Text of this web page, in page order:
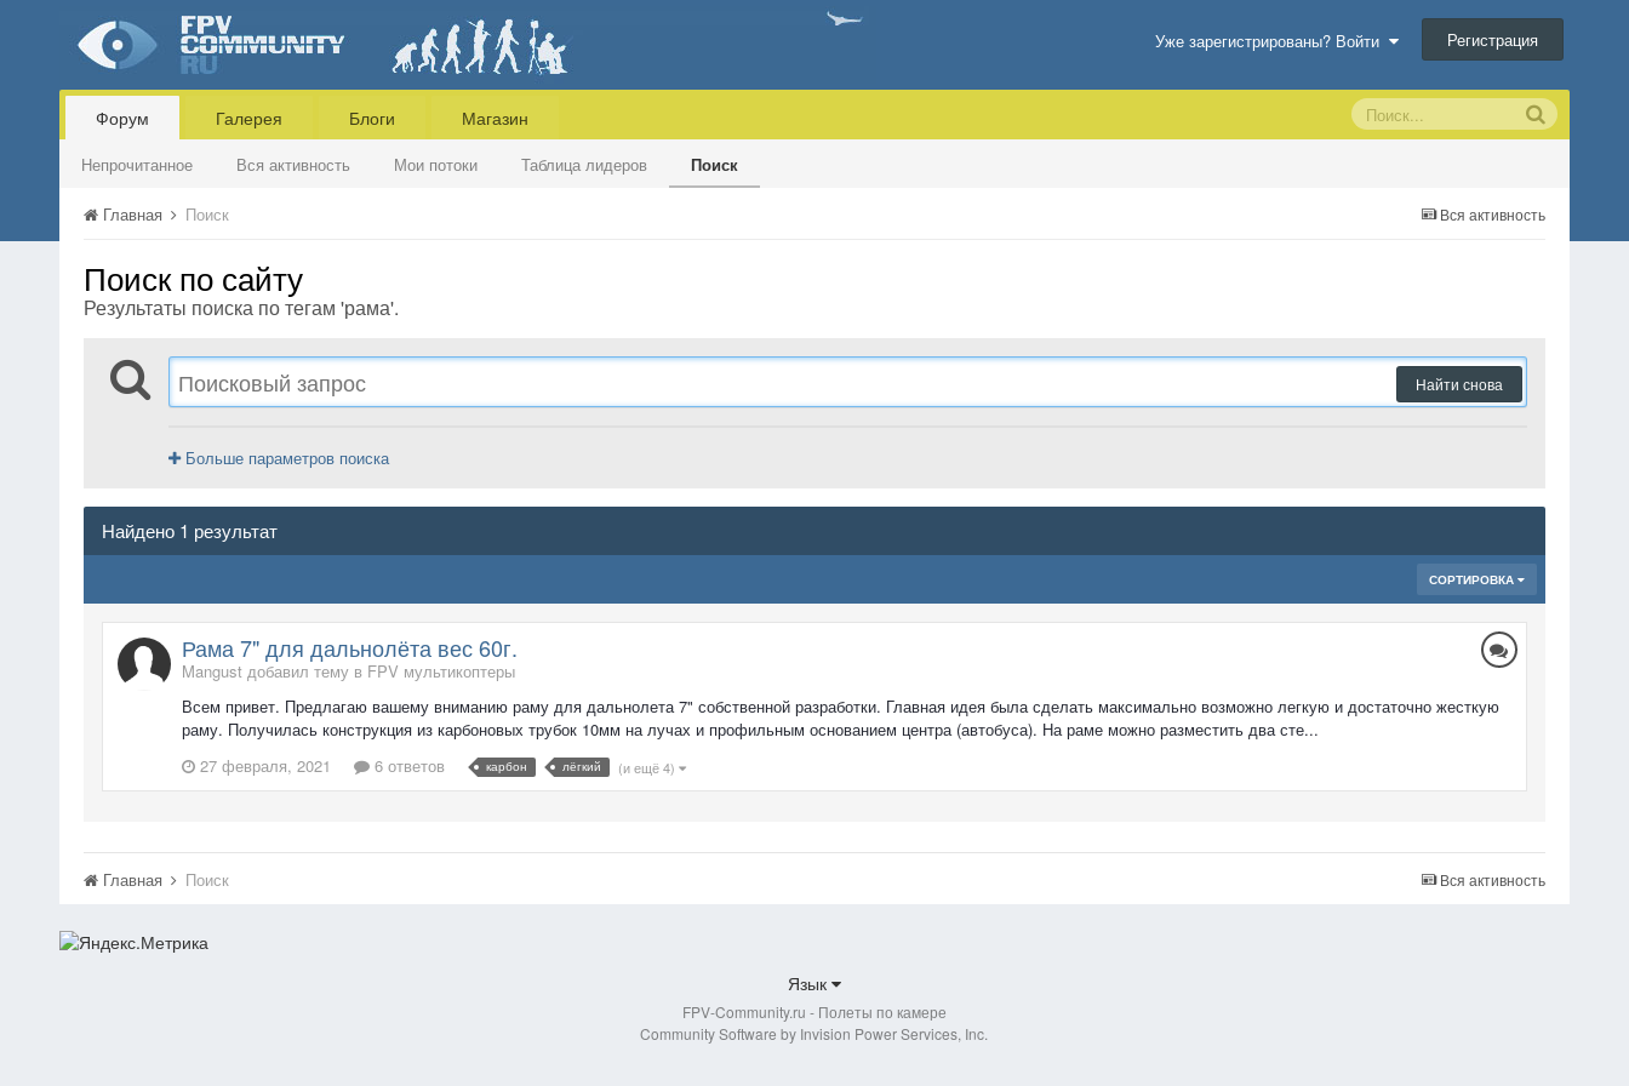
Уже зарегистрированы? Войти Регистрация
Форум
Непрочитанное Вся активность Мои потоки Таблица лидеров Поиск
Галерея Блоги Магазин
Вся активность
Главная Поиск
Поиск по сайту
Результаты поиска по тегам 'рама'.
Найти снова
Больше параметров поиска
Найдено 1 результат
СОРТИРОВКА
Рама 7" для дальнолёта вес 60г.
Mangust добавил тему в FPV мультикоптеры
Всем привет. Предлагаю вашему вниманию раму для дальнолета 7" собственной разработки. Главная идея была сделать максимально возможно легкую и достаточно жесткую
раму. Получилась конструкция из карбоновых трубок 10мм на лучах и профильным основанием центра (автобуса). На раме можно разместить два сте...
27 февраля, 2021
6 ответов карбон лёгкий (и ещё 4)
Вся активность
Главная Поиск
Язык
FPV-Community.ru - Полеты по камере
Community Software by Invision Power Services, Inc.